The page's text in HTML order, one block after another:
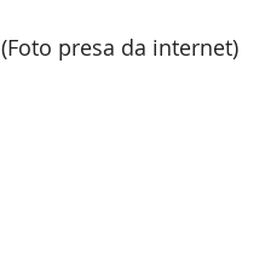
(Foto presa da internet)